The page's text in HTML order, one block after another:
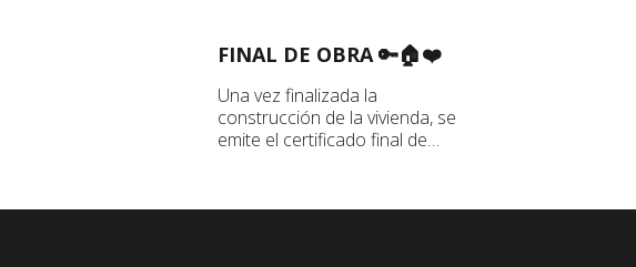
acordados con el constructor
FINAL DE OBRA 🔑🏠❤️
Una vez finalizada la
construcción de la vivienda, se
emite el certificado final de